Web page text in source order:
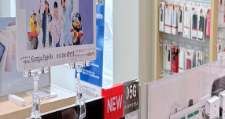
© 株式会社シエロ All Rights